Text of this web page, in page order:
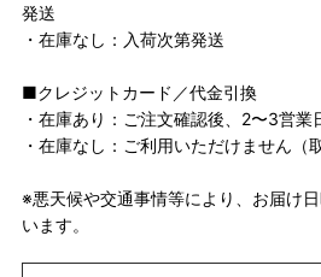
発送
・在庫なし：入荷次第発送
■クレジットカード／代金引換
・在庫あり：ご注文確認後、2〜3営業
・在庫なし：ご利用いただけません（
※悪天候や交通事情等により、お届け
います。